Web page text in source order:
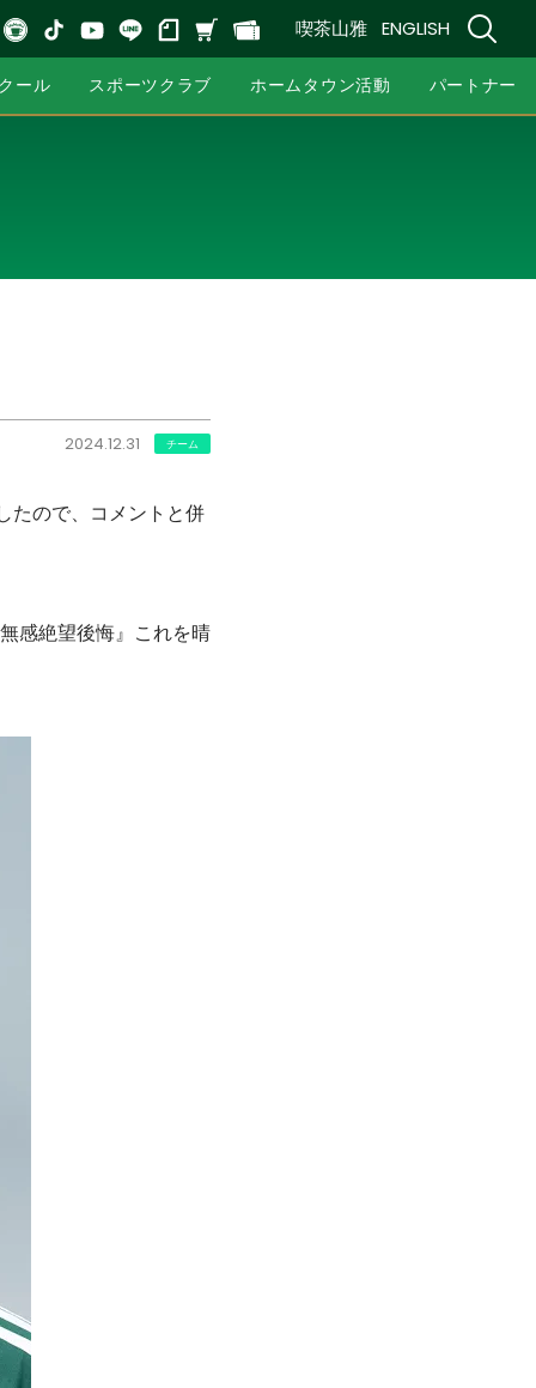
喫茶山雅 ENGLISH
ール スポーツクラブ ホームタウン活動 パートナー
2024.12.31 チーム
たので、コメントと併
感絶望後悔』これを晴